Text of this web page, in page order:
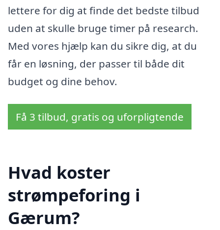
lettere for dig at finde det bedste tilbud
uden at skulle bruge timer på research.
Med vores hjælp kan du sikre dig, at du
får en løsning, der passer til både dit
budget og dine behov.
Få 3 tilbud, gratis og uforpligtende
Hvad koster
strømpeforing i
Gærum?